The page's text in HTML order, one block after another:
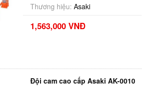
Thương hiệu: Asaki
1,563,000 VNĐ
Đội cam cao cấp Asaki AK-0010